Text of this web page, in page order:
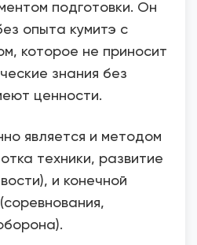
подготовки. Он
опыта кумитэ с
которое не приносит
знания без
ценности.
является и методом
техники, развитие
и конечной